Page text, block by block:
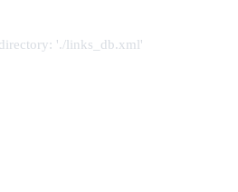
'./links_db.xml'